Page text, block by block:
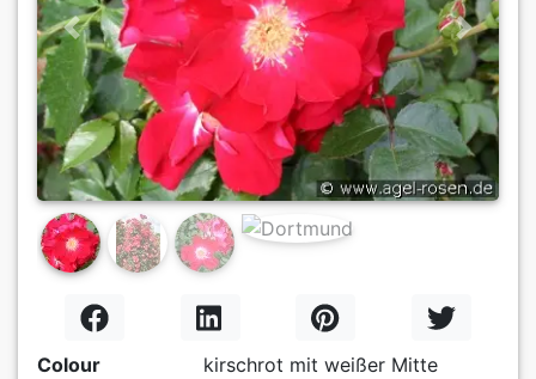
Previous Next
Colour
kirschrot mit weißer Mitte